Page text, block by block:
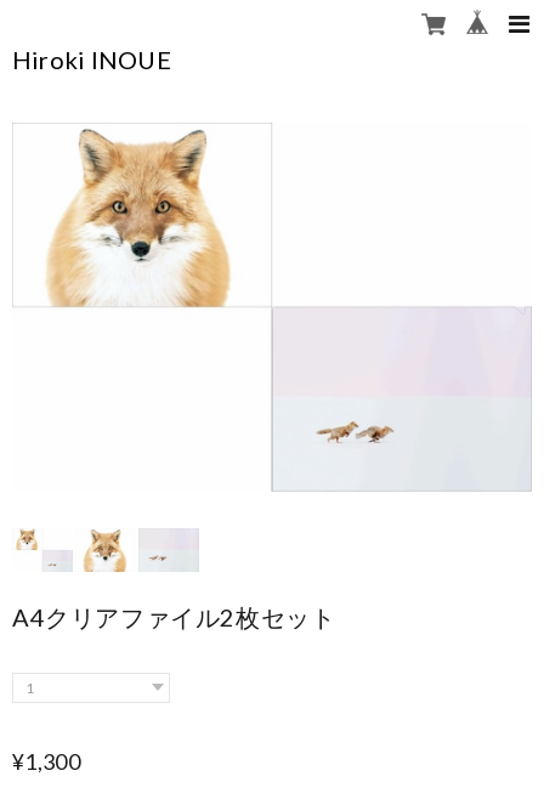
Hiroki INOUE
A4クリアファイル2枚セット
¥1,300